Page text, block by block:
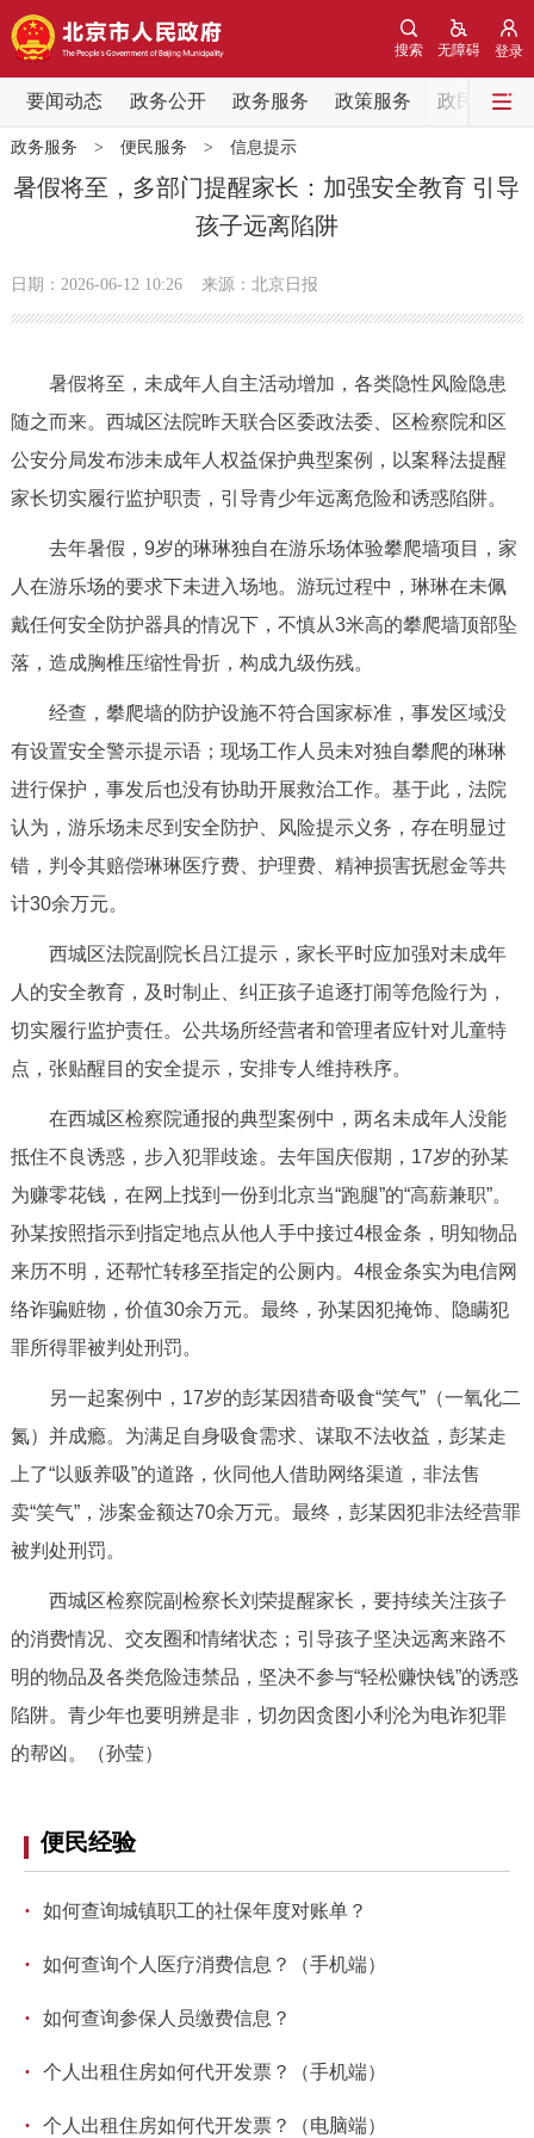
登录
无障碍
搜索
要闻动态 政务公开 政务服务 政策服务 政民互动
要闻动态
党中央精神 国务院信息
会议信息
市领导 机构职能 政策服务
政策兑现 政策解读 回应关切
政务服务
便民服务 利企服务 投资项目
中介服务 阳光政务
12345网上接诉即办 我要咨询 我要建议
参与调查 在线访谈 图说互动
走进北京
多语种
DEUTSCH FRANÇAIS РУССКИЙ ЯЗЫК
ESPAÑOL العربية PORTUGUÊS
ITALIANO
回到顶部
政务服务 > 便民服务 > 信息提示
暑假将至，多部门提醒家长：加强安全教育 引导
孩子远离陷阱
日期：2026-06-12 10:26 来源：北京日报
暑假将至，未成年人自主活动增加，各类隐性风险隐患
随之而来。西城区法院昨天联合区委政法委、区检察院和区
公安分局发布涉未成年人权益保护典型案例，以案释法提醒
家长切实履行监护职责，引导青少年远离危险和诱惑陷阱。
去年暑假，9岁的琳琳独自在游乐场体验攀爬墙项目，家
人在游乐场的要求下未进入场地。游玩过程中，琳琳在未佩
戴任何安全防护器具的情况下，不慎从3米高的攀爬墙顶部坠
落，造成胸椎压缩性骨折，构成九级伤残。
经查，攀爬墙的防护设施不符合国家标准，事发区域没
有设置安全警示提示语；现场工作人员未对独自攀爬的琳琳
进行保护，事发后也没有协助开展救治工作。基于此，法院
认为，游乐场未尽到安全防护、风险提示义务，存在明显过
错，判令其赔偿琳琳医疗费、护理费、精神损害抚慰金等共
计30余万元。
西城区法院副院长吕江提示，家长平时应加强对未成年
人的安全教育，及时制止、纠正孩子追逐打闹等危险行为，
切实履行监护责任。公共场所经营者和管理者应针对儿童特
点，张贴醒目的安全提示，安排专人维持秩序。
在西城区检察院通报的典型案例中，两名未成年人没能
抵住不良诱惑，步入犯罪歧途。去年国庆假期，17岁的孙某
为赚零花钱，在网上找到一份到北京当“跑腿”的“高薪兼职”。
孙某按照指示到指定地点从他人手中接过4根金条，明知物品
来历不明，还帮忙转移至指定的公厕内。4根金条实为电信网
络诈骗赃物，价值30余万元。最终，孙某因犯掩饰、隐瞒犯
罪所得罪被判处刑罚。
另一起案例中，17岁的彭某因猎奇吸食“笑气”（一氧化二
氮）并成瘾。为满足自身吸食需求、谋取不法收益，彭某走
上了“以贩养吸”的道路，伙同他人借助网络渠道，非法售
卖“笑气”，涉案金额达70余万元。最终，彭某因犯非法经营罪
被判处刑罚。
西城区检察院副检察长刘荣提醒家长，要持续关注孩子
的消费情况、交友圈和情绪状态；引导孩子坚决远离来路不
明的物品及各类危险违禁品，坚决不参与“轻松赚快钱”的诱惑
陷阱。青少年也要明辨是非，切勿因贪图小利沦为电诈犯罪
的帮凶。（孙莹）
便民经验
· 如何查询城镇职工的社保年度对账单？
· 如何查询个人医疗消费信息？（手机端）
· 如何查询参保人员缴费信息？
· 个人出租住房如何代开发票？（手机端）
· 个人出租住房如何代开发票？（电脑端）